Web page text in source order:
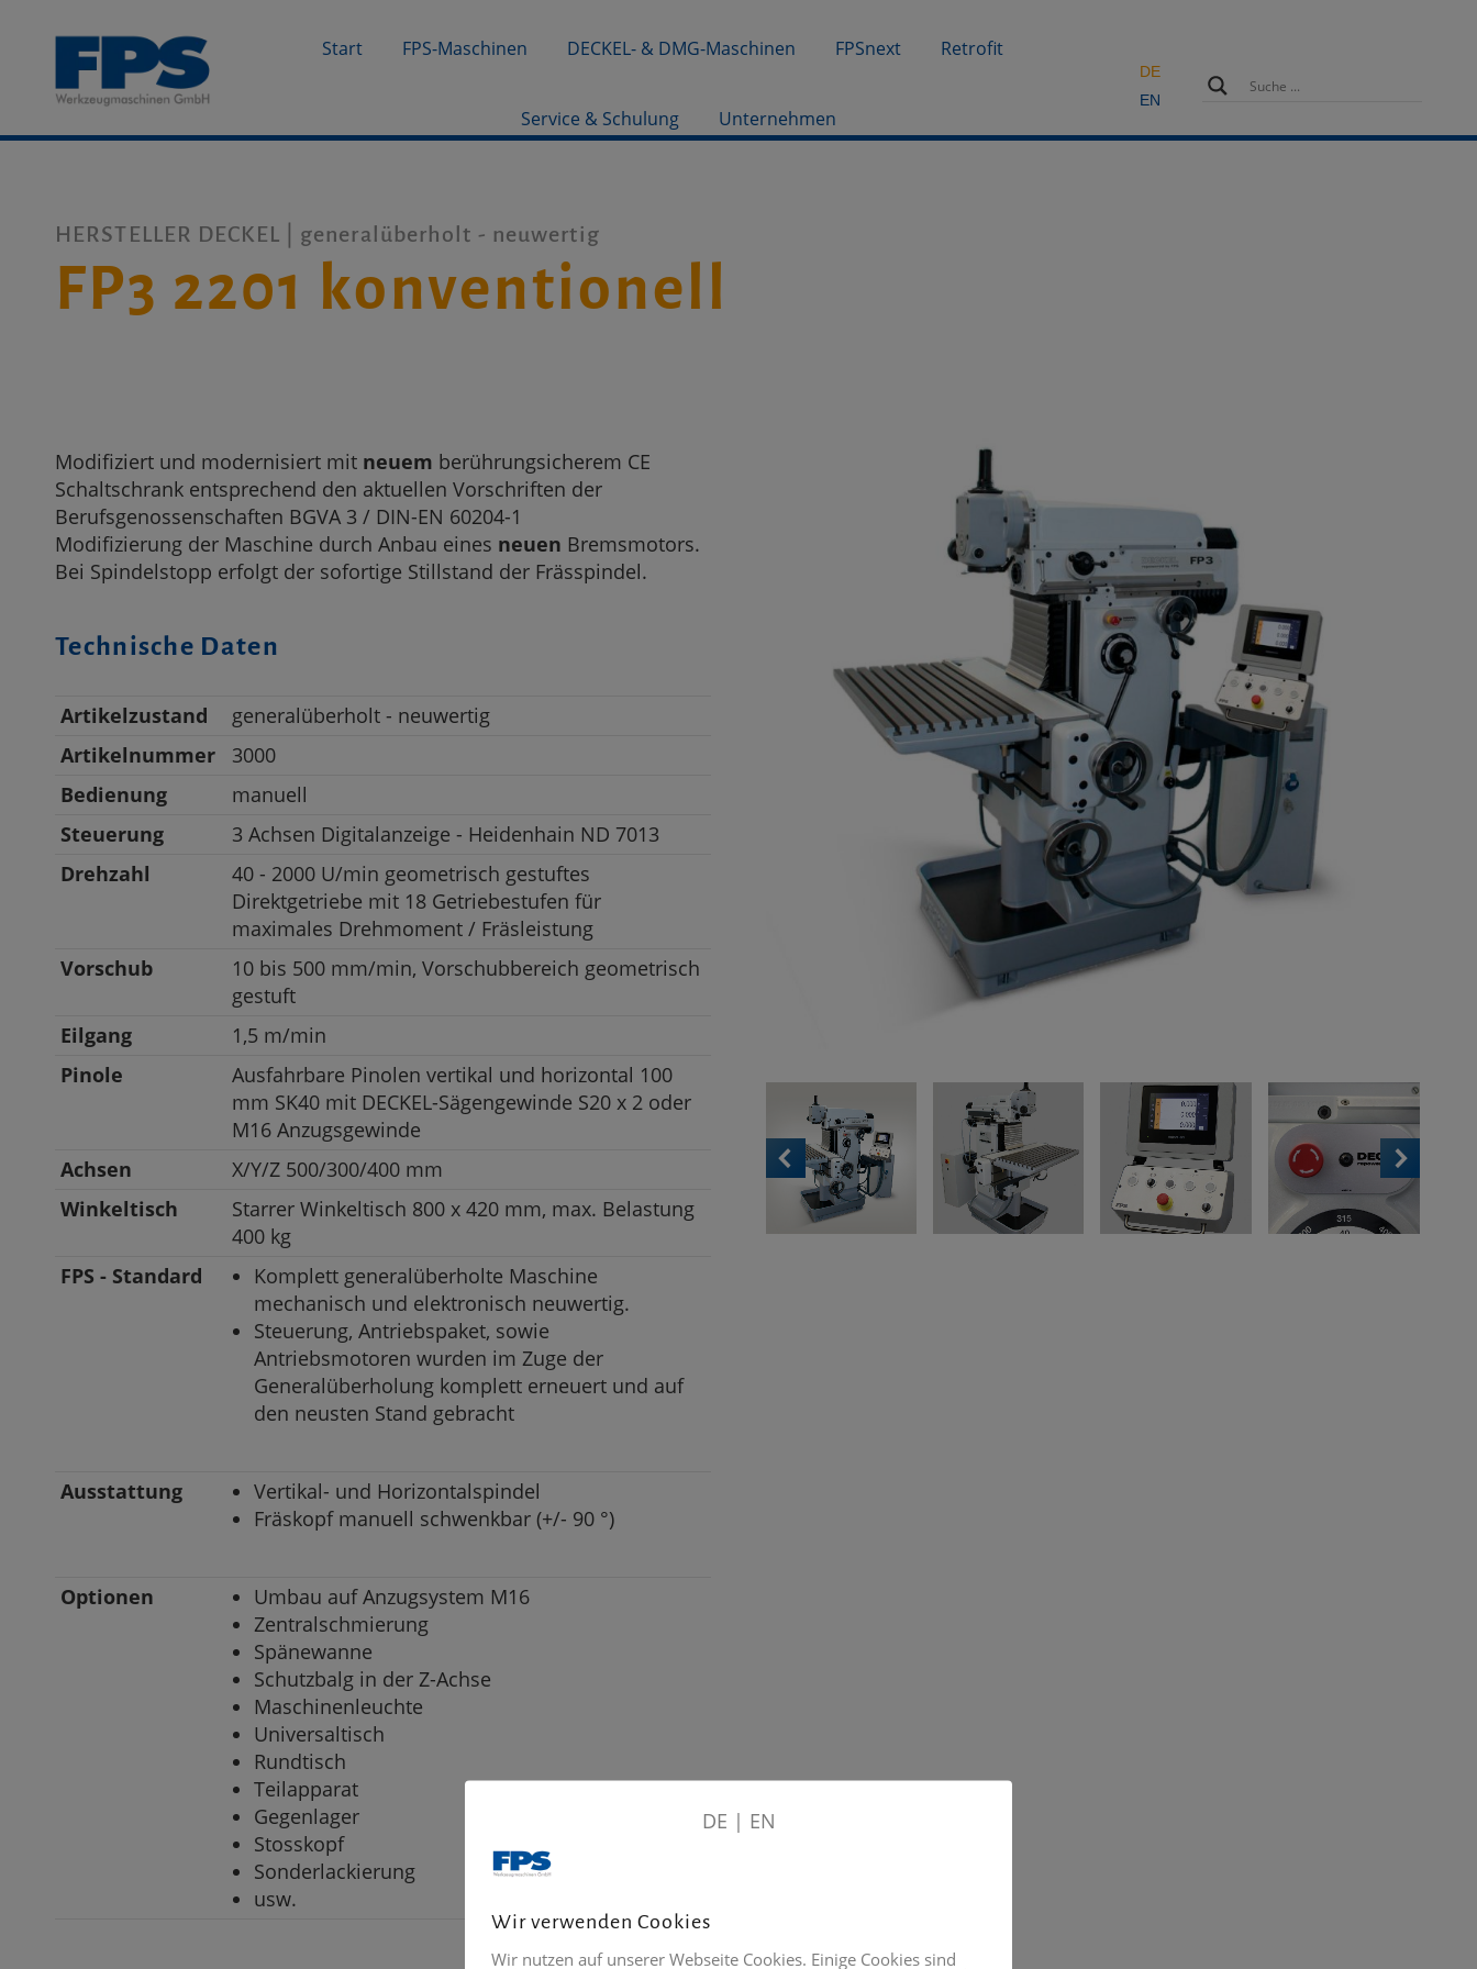
Start FPS-Maschinen DECKEL- & DMG-Maschinen FPSnext Retrofit
Service & Schulung Unternehmen
DE
EN
HERSTELLER DECKEL | generalüberholt - neuwertig
FP3 2201 konventionell
Modifiziert und modernisiert mit neuem berührungsicherem CE
Schaltschrank entsprechend den aktuellen Vorschriften der
Berufsgenossenschaften BGVA 3 / DIN-EN 60204-1
Modifizierung der Maschine durch Anbau eines neuen Bremsmotors.
Bei Spindelstopp erfolgt der sofortige Stillstand der Frässpindel.
Technische Daten
Artikelzustand
generalüberholt - neuwertig
Artikelnummer
3000
Bedienung
manuell
Steuerung
3 Achsen Digitalanzeige - Heidenhain ND 7013
Drehzahl
40 - 2000 U/min geometrisch gestuftes
Direktgetriebe mit 18 Getriebestufen für
maximales Drehmoment / Fräsleistung
Vorschub
10 bis 500 mm/min, Vorschubbereich geometrisch
gestuft
Eilgang
1,5 m/min
Pinole
Ausfahrbare Pinolen vertikal und horizontal 100
mm SK40 mit DECKEL-Sägengewinde S20 x 2 oder
M16 Anzugsgewinde
Achsen
X/Y/Z 500/300/400 mm
Winkeltisch
Starrer Winkeltisch 800 x 420 mm, max. Belastung
400 kg
FPS - Standard
Komplett generalüberholte Maschine
mechanisch und elektronisch neuwertig.
Steuerung, Antriebspaket, sowie
Antriebsmotoren wurden im Zuge der
Generalüberholung komplett erneuert und auf
den neusten Stand gebracht
Ausstattung
Vertikal- und Horizontalspindel
Fräskopf manuell schwenkbar (+/- 90 °)
Optionen
Umbau auf Anzugsystem M16
Zentralschmierung
Spänewanne
Schutzbalg in der Z-Achse
Maschinenleuchte
Universaltisch
Rundtisch
Teilapparat
Gegenlager
Stosskopf
Sonderlackierung
usw.
DE | EN
Wir verwenden Cookies
Wir nutzen auf unserer Webseite Cookies. Einige Cookies sind